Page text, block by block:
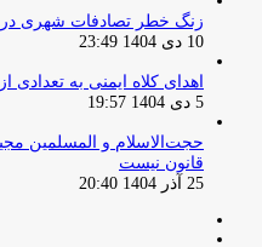
زنگ خطر تصادفات شهری در
10 دی 1404 23:49
اهدای کلاه ایمنی به تعدادی
5 دی 1404 19:57
حجت‌الاسلام و المسلمین
قانون نیست
25 آذر 1404 20:40